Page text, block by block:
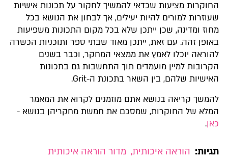
החוקרות מציעות שכדאי להמשיך לחקור על תכונות אישיות
שעוזרות למורים להיות יעילים, אך לבחון את הנושא בכל
מחוז ומדינה, שכן ייתכן שלא בכל מקום התכונות משפיעות
באופן זהה. עם זאת, ייתכן מאוד שבתי ספר ותוכניות הכשרה
להוראה יוכלו לאמץ את ממצאי המחקר, וכבר בשנים
הקרובות למיין מועמדים תוך התחשבות גם בתכונות
האישיות שלהם, בין השאר בתכונת ה-Grit.
להמשך קריאה בנושא אתם מוזמנים לקרוא את המאמר
המלא של החוקרות, שמסכם את חמשת מחקריהן בנושא -
כאן.
תגיות: הוראה איכותית, מדור הוראה איכותית